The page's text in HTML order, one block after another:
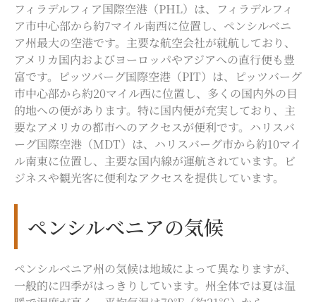
フィラデルフィア国際空港（PHL）は、フィラデルフィ
ア市中心部から約7マイル南西に位置し、ペンシルベニ
ア州最大の空港です。主要な航空会社が就航しており、
アメリカ国内およびヨーロッパやアジアへの直行便も豊
富です。ピッツバーグ国際空港（PIT）は、ピッツバーグ
市中心部から約20マイル西に位置し、多くの国内外の目
的地への便があります。特に国内便が充実しており、主
要なアメリカの都市へのアクセスが便利です。ハリスバ
ーグ国際空港（MDT）は、ハリスバーグ市から約10マイ
ル南東に位置し、主要な国内線が運航されています。ビ
ジネスや観光客に便利なアクセスを提供しています。
ペンシルべニアの気候
ペンシルベニア州の気候は地域によって異なりますが、
一般的に四季がはっきりしています。 州全体では夏は温